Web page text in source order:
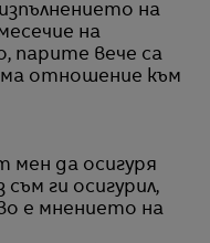
на
на
парите вече са
отношение към
мен да осигуря
ги осигурил,
е мнението на